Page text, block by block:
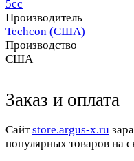
5сс
Производитель
Techcon (США)
Производство
США
Заказ и оплата
Cайтstore.argus-x.ru
популярных товаров на